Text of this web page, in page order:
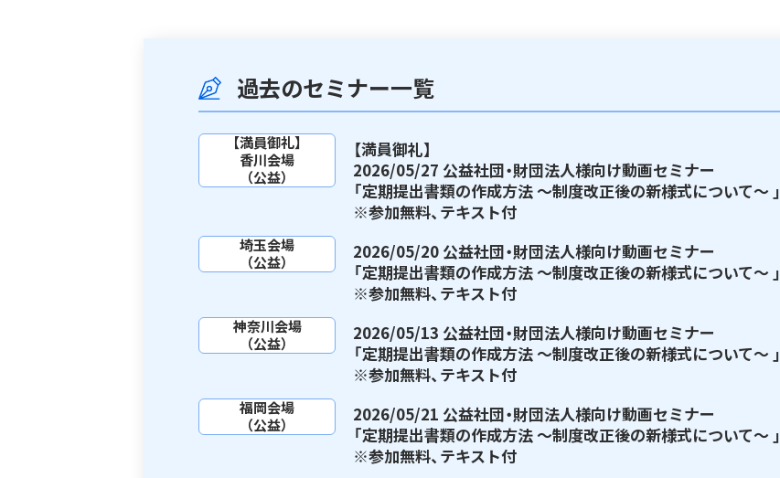
過去のセミナー一覧
【満員御礼】
香川会場
（公益）
【満員御礼】
2026/05/27 公益社団・財団法人様向け動画セミナー
「定期提出書類の作成方法 ～制度改正後の新様式について～ 」
※参加無料、テキスト付
埼玉会場
（公益）
2026/05/20 公益社団・財団法人様向け動画セミナー
「定期提出書類の作成方法 ～制度改正後の新様式について～ 」
※参加無料、テキスト付
神奈川会場
（公益）
2026/05/13 公益社団・財団法人様向け動画セミナー
「定期提出書類の作成方法 ～制度改正後の新様式について～ 」
※参加無料、テキスト付
福岡会場
（公益）
2026/05/21 公益社団・財団法人様向け動画セミナー
「定期提出書類の作成方法 ～制度改正後の新様式について～ 」
※参加無料、テキスト付